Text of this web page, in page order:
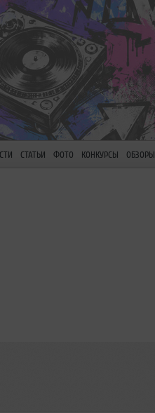
СТАТЬИ ФОТО КОНКУРСЫ ОБЗОРЫ